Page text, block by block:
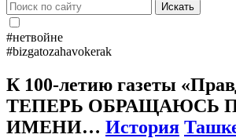
Искать
#нетвойне
#bizgatozahavokerak
К 100-летию газеты
ТЕПЕРЬ ОБРАЩАЮСЬ
ИМЕНИ… История